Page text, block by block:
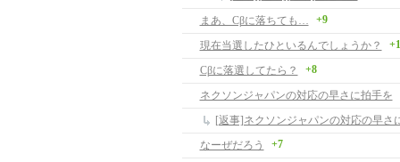
まあ、Cβに落ちても…
+9
現在当選したひといるんでしょうか？
Cβに落選してたら？ +8
ネクソンジャパンの対応の早さに拍手を
[返事]ネクソンジャパンの対応の早さ
なーぜだろう
+7